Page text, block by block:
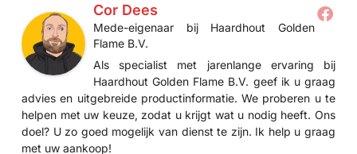
Cor Dees
Mede-eigenaar bij Haardhout Golden
Flame B.V.
Als specialist met jarenlange ervaring bij
Haardhout Golden Flame B.V. geef ik u graag
advies en uitgebreide productinformatie. We proberen u te
helpen met uw keuze, zodat u krijgt wat u nodig heeft. Ons
doel? U zo goed mogelijk van dienst te zijn. Ik help u graag
met uw aankoop!